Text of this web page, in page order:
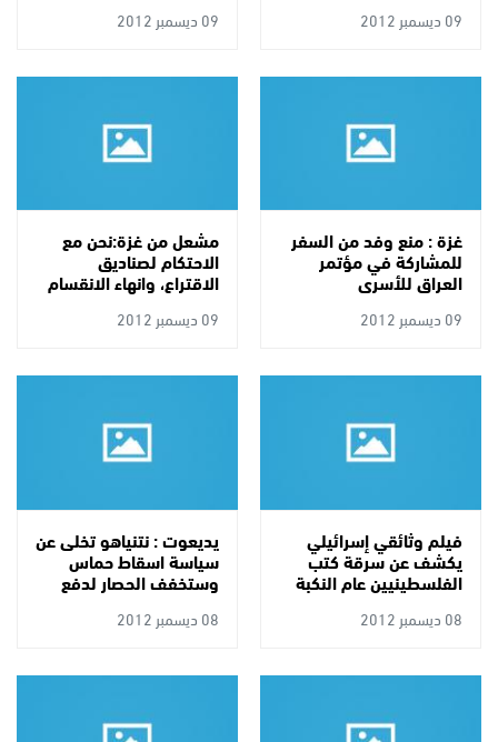
09 ديسمبر 2012 09 ديسمبر 2012
غزة : منع وفد من السفر
للمشاركة في مؤتمر
العراق للأسرى
09 ديسمبر 2012
مشعل من غزة:نحن مع
الاحتكام لصناديق
الاقتراع، وانهاء الانقسام
09 ديسمبر 2012
فيلم وثائقي إسرائيلي
يكشف عن سرقة كتب
الفلسطينيين عام النكبة
08 ديسمبر 2012
يديعوت : نتنياهو تخلى عن
سياسة اسقاط حماس
وستخفف الحصار لدفع
حماس لاحضان السنية
08 ديسمبر 2012